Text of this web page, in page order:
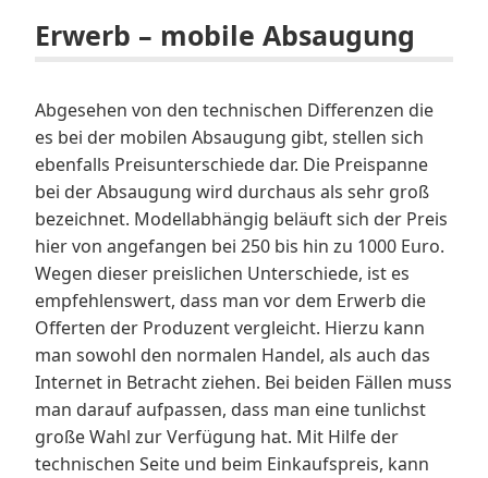
Erwerb – mobile Absaugung
Abgesehen von den technischen Differenzen die
es bei der mobilen Absaugung gibt, stellen sich
ebenfalls Preisunterschiede dar. Die Preispanne
bei der Absaugung wird durchaus als sehr groß
bezeichnet. Modellabhängig beläuft sich der Preis
hier von angefangen bei 250 bis hin zu 1000 Euro.
Wegen dieser preislichen Unterschiede, ist es
empfehlenswert, dass man vor dem Erwerb die
Offerten der Produzent vergleicht. Hierzu kann
man sowohl den normalen Handel, als auch das
Internet in Betracht ziehen. Bei beiden Fällen muss
man darauf aufpassen, dass man eine tunlichst
große Wahl zur Verfügung hat. Mit Hilfe der
technischen Seite und beim Einkaufspreis, kann